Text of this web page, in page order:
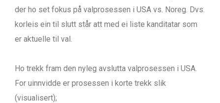
der ho set fokus på valprosessen i USA vs. Noreg. Dvs.
korleis ein til slutt står att med ei liste kanditatar som
er aktuelle til val.
Ho trekk fram den nyleg avslutta valprosessen i USA.
For uinnvidde er prosessen i korte trekk slik
(visualisert);